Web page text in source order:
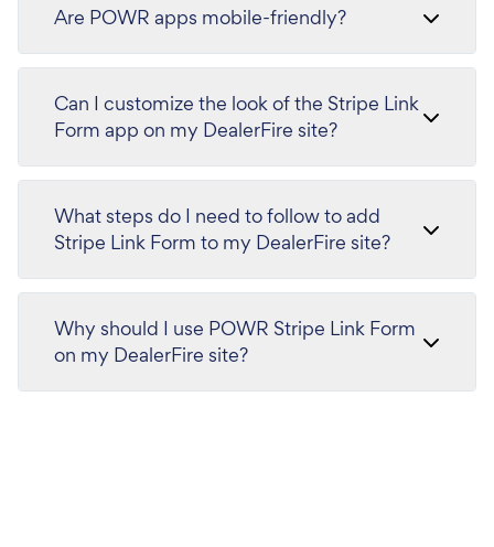
Are POWR apps mobile-friendly?
Can I customize the look of the Stripe Link
Form app on my DealerFire site?
What steps do I need to follow to add
Stripe Link Form to my DealerFire site?
Why should I use POWR Stripe Link Form
on my DealerFire site?